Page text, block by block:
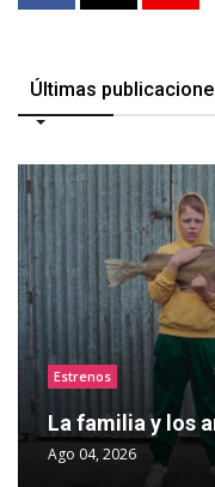
Últimas
Estrenos
La familia y los
Ago 04, 2026